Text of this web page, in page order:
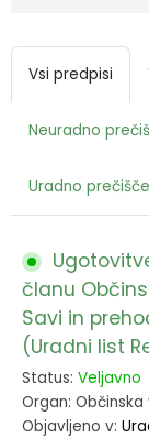
Vsi predpisi
Neuradno
Uradno
članu
Savi in
(Uradni list
Status: Veljavno
Organ:
Objavljeno v: